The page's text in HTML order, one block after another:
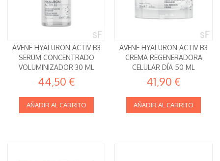
AVENE HYALURON ACTIV B3
SERUM CONCENTRADO
VOLUMINIZADOR 30 ML
44,50 €
AÑADIR AL CARRITO
AVENE HYALURON ACTIV B3
CREMA REGENERADORA
CELULAR DÍA 50 ML
41,90 €
AÑADIR AL CARRITO